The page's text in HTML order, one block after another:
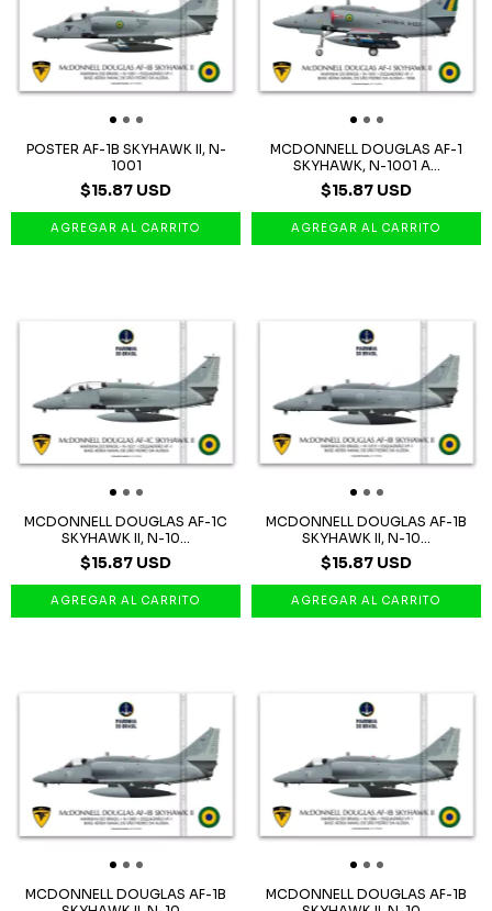
POSTER AF-1B SKYHAWK II, N-
1001
$15.87 USD
MCDONNELL DOUGLAS AF-1
SKYHAWK, N-1001 A...
$15.87 USD
MCDONNELL DOUGLAS AF-1C
SKYHAWK II, N-10...
$15.87 USD
MCDONNELL DOUGLAS AF-1B
SKYHAWK II, N-10...
$15.87 USD
MCDONNELL DOUGLAS AF-1B
MCDONNELL DOUGLAS AF-1B